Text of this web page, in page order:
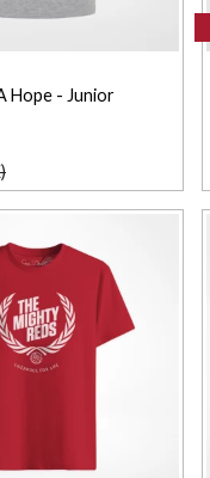
Hope - Junior